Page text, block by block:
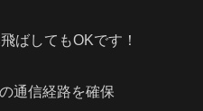
ばしてもOKです！
通信経路を確保